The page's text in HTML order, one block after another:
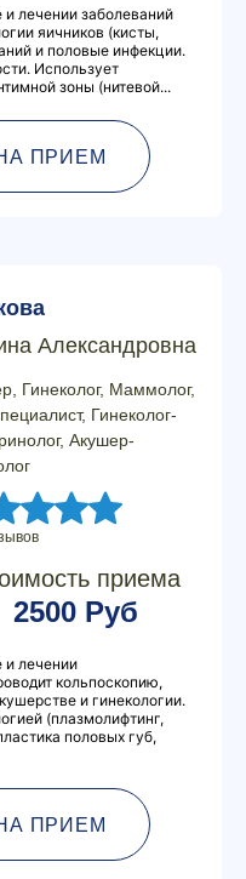
лечении заболеваний
яичников (кисты,
и половые инфекции.
Использует
зоны (нитевой...
ПРИЕМ
Александровна
Гинеколог, Маммолог,
Гинеколог-
Акушер-
приема
2500 Руб
и лечении
кольпоскопию,
и гинекологии.
(плазмолифтинг,
половых губ,
ПРИЕМ